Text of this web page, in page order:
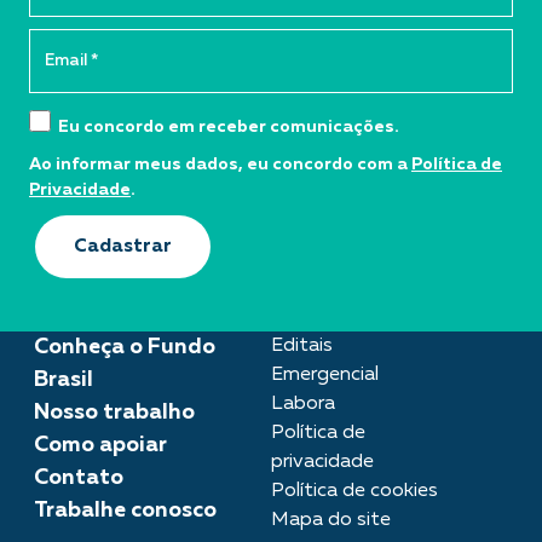
Conheça o Fundo
Brasil
Nosso trabalho
Como apoiar
Contato
Trabalhe conosco
Editais
Emergencial
Labora
Política de
privacidade
Política de cookies
Mapa do site
Eu concordo em receber comunicações.
Ao informar meus dados, eu concordo com a Política de
Privacidade.
Cadastrar